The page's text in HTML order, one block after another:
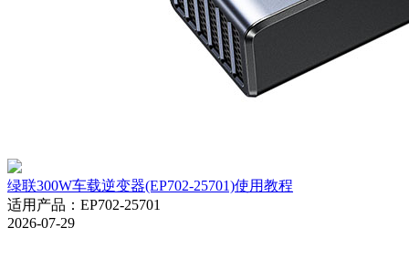
绿联300W车载逆变器(EP702-25701)使用教程
适用产品 ： EP702-25701
2026-07-29